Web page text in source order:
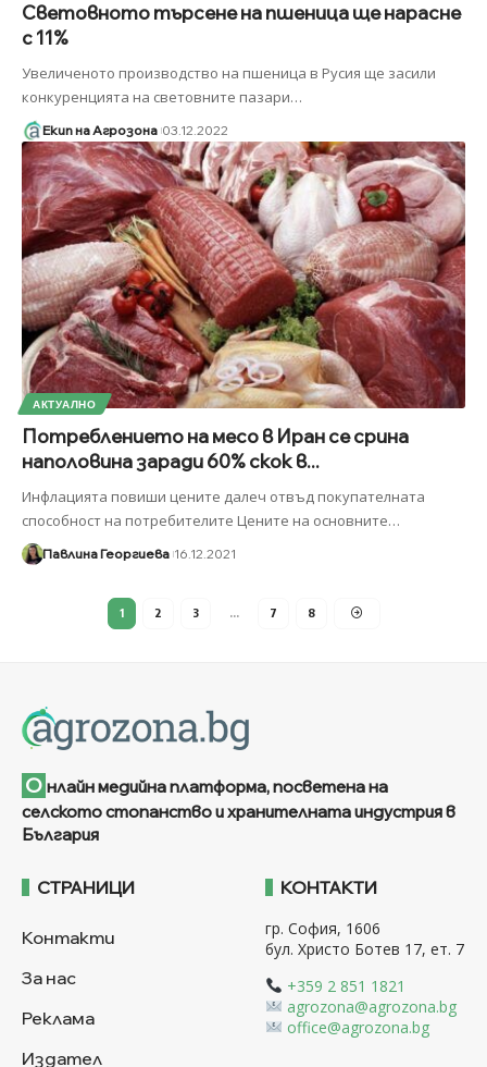
Световното търсене на пшеница ще нарасне
с 11%
Увеличеното производство на пшеница в Русия ще засили
конкуренцията на световните пазари…
Екип на Агрозона 03.12.2022
АКТУАЛНО
Потреблението на месо в Иран се срина
наполовина заради 60% скок в...
Инфлацията повиши цените далеч отвъд покупателната
способност на потребителите Цените на основните…
Павлина Георгиева 16.12.2021
1 2 3 … 7 8
О нлайн медийна платформа, посветена на
селското стопанство и хранителната индустрия в
България
СТРАНИЦИ
Контакти
За нас
Реклама
Издател
КОНТАКТИ
гр. София, 1606
бул. Христо Ботев 17, ет. 7
+359 2 851 1821
agrozona@agrozona.bg
office@agrozona.bg